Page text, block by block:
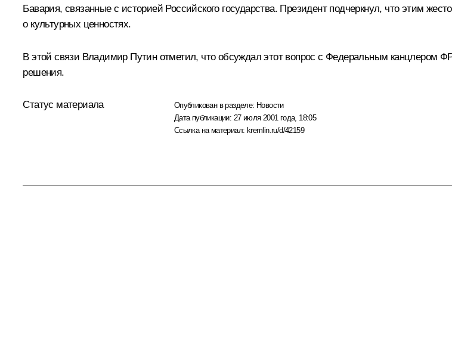
Бавария, связанные с историей Российского государства. Президент подчеркнул, что этим
о культурных ценностях.
В этой связи Владимир Путин отметил, что обсуждал этот вопрос с Федеральным канцлером
решения.
Статус материала Опубликован в разделе: Новости
Дата публикации: 27 июля 2001 года, 18:05
Ссылка на материал: kremlin.ru/d/42159